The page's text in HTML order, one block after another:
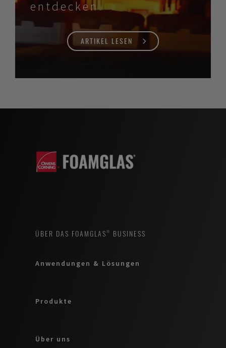
entdecken
ARTIKEL LESEN
ÜBER DAS FOAMGLAS® BUSINESS
Anwendungen & Lösungen
Produkte
Über uns